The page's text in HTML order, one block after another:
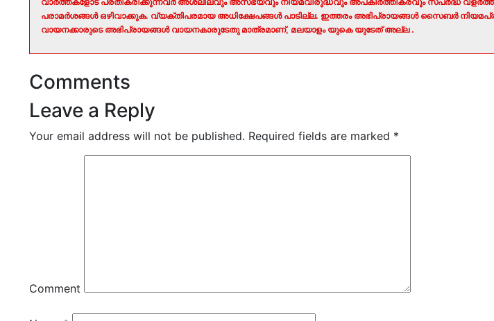
പരാമർശങ്ങൾ ഒഴിവാക്കുക. വ്യക്തിപരമായ അധിക്ഷേപങ്ങൾ പാടില്ല. ഇത്തരം അഭിപ്രായങ്ങൾ സൈബർ
വായനക്കാരുടെ അഭിപ്രായങ്ങൾ വായനകാരുടേതു മാത്രമാണ്, മലയാളം യുകെ യുടേത് അല്ല .
Comments
Leave a Reply
Your email address will not be published. Required fields are marked *
Comment